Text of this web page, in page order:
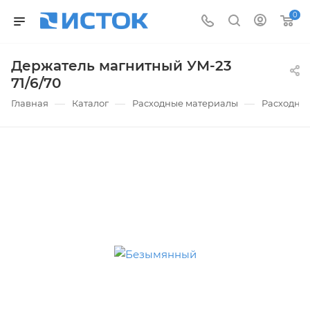
0
Держатель магнитный УМ-23
71/6/70
Главная — Каталог — Расходные материалы —